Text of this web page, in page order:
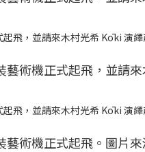
起飛，並請來木村光希 Kōki 演
起飛，並請來木村光希 Kōki 演